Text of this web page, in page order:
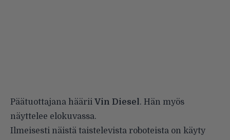
Päätuottajana häärii Vin Diesel. Hän myös
näyttelee elokuvassa.
Ilmeisesti näistä taistelevista roboteista on käyty